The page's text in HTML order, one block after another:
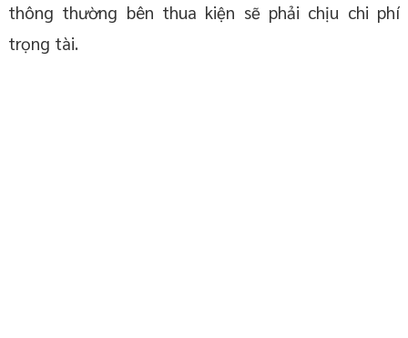
thông thường bên thua kiện sẽ phải chịu chi phí
trọng tài.